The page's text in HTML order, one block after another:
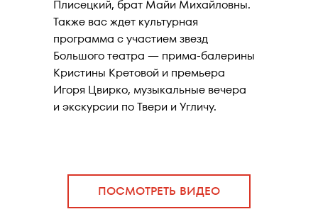
Плисецкий, брат Майи Михайловны.
Также вас ждет культурная
программа с участием звезд
Большого театра — прима-балерины
Кристины Кретовой и премьера
Игоря Цвирко, музыкальные вечера
и экскурсии по Твери и Угличу.
ПОСМОТРЕТЬ ВИДЕО